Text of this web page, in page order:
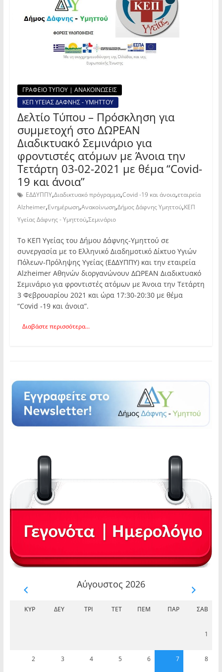
ΓΡΑΦΕΙΟ ΤΥΠΟΥ | ΑΝΑΚΟΙΝΩΣΕΙΣ
ΚΕΠ ΥΓΕΙΑΣ ΔΑΦΝΗΣ - ΥΜΗΤΤΟΥ
Δελτίο Τύπου – Πρόσκληση για
συμμετοχή στο ΔΩΡΕΑΝ
Διαδικτυακό Σεμινάριο για
φροντιστές ατόμων με Άνοια την
Τετάρτη 03-02-2021 με θέμα “Covid-
19 και άνοια”
ΕΔΔΥΠΠΥ,Διαδικτυακό πρόγραμμα,Cοvid -19 και άνοια,εταιρεία
Alzheimer,Ενημέρωση,Ανακοίνωση,Δήμος Δάφνης Υμηττού,ΚΕΠ
Υγείας Δάφνης - Υμηττού,Σεμινάριο
Το ΚΕΠ Υγείας του Δήμου Δάφνης-Υμηττού σε
συνεργασία με το Ελληνικό Διαδημοτικό Δίκτυο Υγιών
Πόλεων-Πρόληψης Υγείας (ΕΔΔΥΠΠΥ) και την εταιρεία
Alzheimer Αθηνών διοργανώνουν ΔΩΡΕΑΝ Διαδικτυακό
Σεμινάριο για φροντιστές ατόμων με Άνοια την Τετάρτη
3 Φεβρουαρίου 2021 και ώρα 17:30-20:30 με θέμα
“Cοvid -19 και άνοια”.
Διαβάστε περισσότερα...
Αύγουστος 2026
ΚΥΡ ΔΕΥ ΤΡΊ ΤΕΤ ΠΈΜ ΠΑΡ ΣΆΒ
1
2 3 4 5 6 7 8